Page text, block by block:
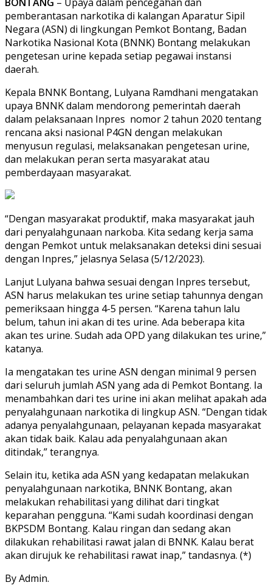
pemberantasan narkotika di kalangan Aparatur Sipil
Negara (ASN) di lingkungan Pemkot Bontang, Badan
Narkotika Nasional Kota (BNNK) Bontang melakukan
pengetesan urine kepada setiap pegawai instansi
daerah.
Kepala BNNK Bontang, Lulyana Ramdhani mengatakan
upaya BNNK dalam mendorong pemerintah daerah
dalam pelaksanaan Inpres nomor 2 tahun 2020 tentang
rencana aksi nasional P4GN dengan melakukan
menyusun regulasi, melaksanakan pengetesan urine,
dan melakukan peran serta masyarakat atau
pemberdayaan masyarakat.
“Dengan masyarakat produktif, maka masyarakat jauh
dari penyalahgunaan narkoba. Kita sedang kerja sama
dengan Pemkot untuk melaksanakan deteksi dini sesuai
dengan Inpres,” jelasnya Selasa (5/12/2023).
Lanjut Lulyana bahwa sesuai dengan Inpres tersebut,
ASN harus melakukan tes urine setiap tahunnya dengan
pemeriksaan hingga 4-5 persen. “Karena tahun lalu
belum, tahun ini akan di tes urine. Ada beberapa kita
akan tes urine. Sudah ada OPD yang dilakukan tes urine,”
katanya.
Ia mengatakan tes urine ASN dengan minimal 9 persen
dari seluruh jumlah ASN yang ada di Pemkot Bontang. Ia
menambahkan dari tes urine ini akan melihat apakah ada
penyalahgunaan narkotika di lingkup ASN. “Dengan tidak
adanya penyalahgunaan, pelayanan kepada masyarakat
akan tidak baik. Kalau ada penyalahgunaan akan
ditindak,” terangnya.
Selain itu, ketika ada ASN yang kedapatan melakukan
penyalahgunaan narkotika, BNNK Bontang, akan
melakukan rehabilitasi yang dilihat dari tingkat
keparahan pengguna. “Kami sudah koordinasi dengan
BKPSDM Bontang. Kalau ringan dan sedang akan
dilakukan rehabilitasi rawat jalan di BNNK. Kalau berat
akan dirujuk ke rehabilitasi rawat inap,” tandasnya. (*)
By Admin.